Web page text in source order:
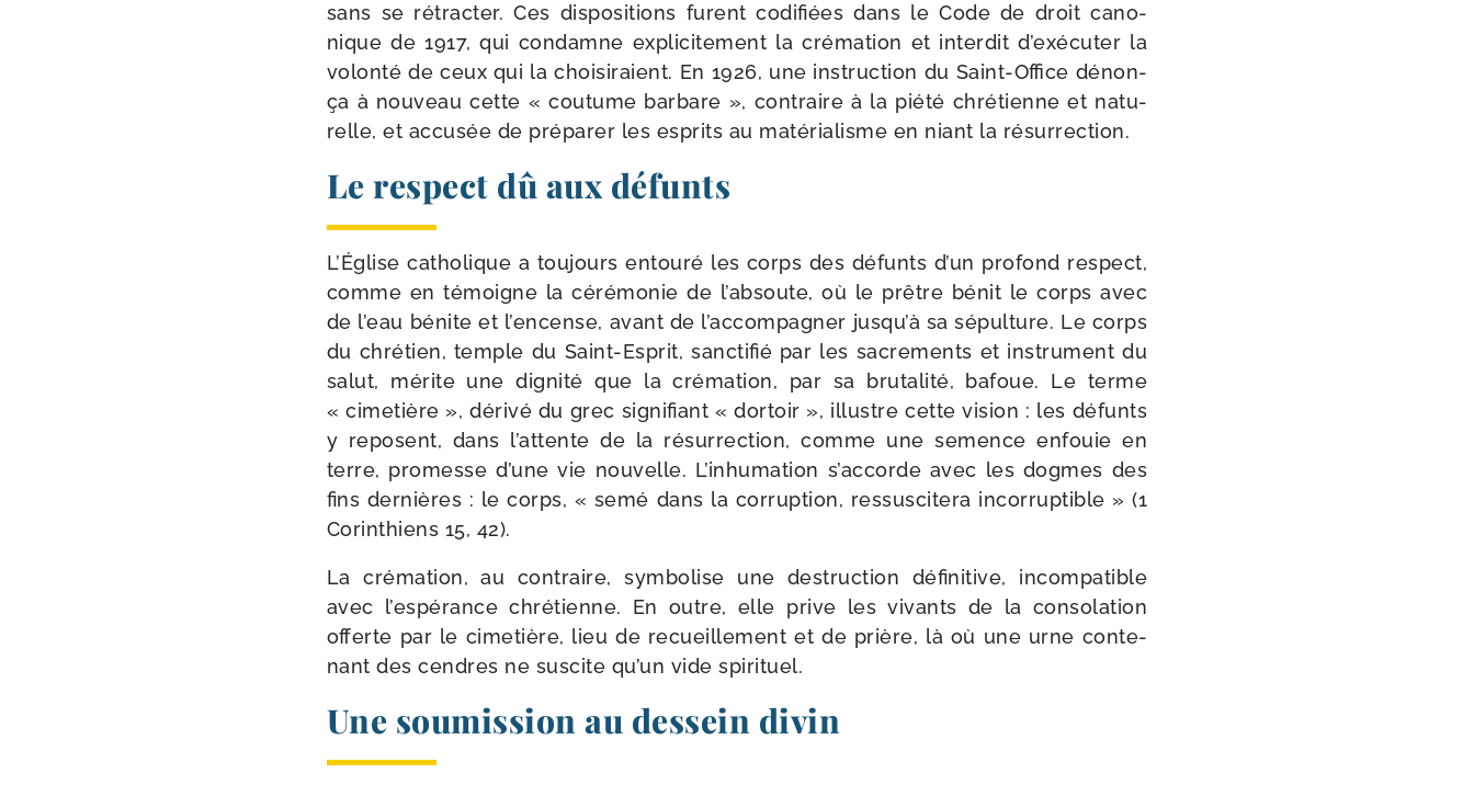
sans se rétrac­ter. Ces dis­po­si­tions furent codi­fiées dans le Code de droit cano­
nique de 1917, qui condamne expli­ci­te­ment la cré­ma­tion et inter­dit d’exécuter la
volon­té de ceux qui la choi­si­raient. En 1926, une ins­truc­tion du Saint-​Office dénon­
ça à nou­veau cette « cou­tume bar­bare », contraire à la pié­té chré­tienne et natu­
relle, et accu­sée de pré­pa­rer les esprits au maté­ria­lisme en niant la résurrection.
Le respect dû aux défunts
L’Église catho­lique a tou­jours entou­ré les corps des défunts d’un pro­fond res­pect,
comme en témoigne la céré­mo­nie de l’absoute, où le prêtre bénit le corps avec
de l’eau bénite et l’encense, avant de l’accompagner jusqu’à sa sépul­ture. Le corps
du chré­tien, temple du Saint-​Esprit, sanc­ti­fié par les sacre­ments et ins­tru­ment du
salut, mérite une digni­té que la cré­ma­tion, par sa bru­ta­li­té, bafoue. Le terme
« cime­tière », déri­vé du grec signi­fiant « dor­toir », illustre cette vision : les défunts
y reposent, dans l’attente de la résur­rec­tion, comme une semence enfouie en
terre, pro­messe d’une vie nou­velle. L’inhumation s’accorde avec les dogmes des
fins der­nières : le corps, « semé dans la cor­rup­tion, res­sus­ci­te­ra incor­rup­tible » (1
Corinthiens 15, 42).
La cré­ma­tion, au contraire, sym­bo­lise une des­truc­tion défi­ni­tive, incom­pa­tible
avec l’espérance chré­tienne. En outre, elle prive les vivants de la conso­la­tion
offerte par le cime­tière, lieu de recueille­ment et de prière, là où une urne conte­
nant des cendres ne sus­cite qu’un vide spirituel.
Une soumission au dessein divin